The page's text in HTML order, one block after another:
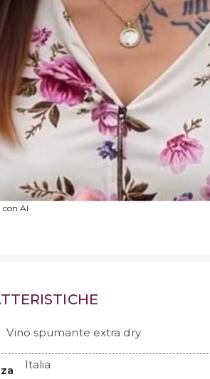
AI
Vino spumante extra dry
Italia